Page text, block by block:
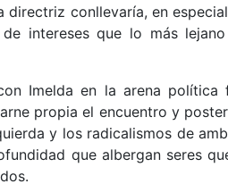
directriz conllevaría, en
intereses que lo más
Imelda en la arena
propia el encuentro y
y los radicalismos de
que albergan seres